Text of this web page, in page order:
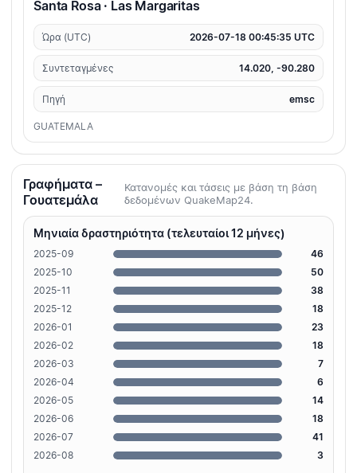
Santa Rosa · Las Margaritas
Ώρα (UTC) 2026-07-18 00:45:35 UTC
Συντεταγμένες 14.020, -90.280
Πηγή emsc
GUATEMALA
Γραφήματα –
Γουατεμάλα
Κατανομές και τάσεις με βάση τη βάση
δεδομένων QuakeMap24.
Μηνιαία δραστηριότητα (τελευταίοι 12 μήνες)
2025-09
46
2025-10
50
2025-11
38
2025-12
18
2026-01
23
2026-02
18
2026-03
7
2026-04
6
2026-05
14
2026-06
18
2026-07
41
2026-08
3